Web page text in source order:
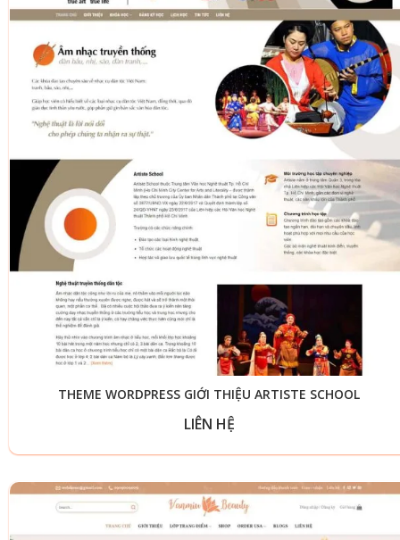
THEME WORDPRESS GIỚI THIỆU ARTISTE SCHOOL
LIÊN HỆ